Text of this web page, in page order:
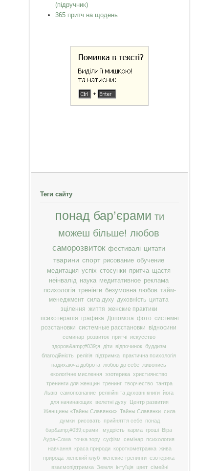
(підручник)
365 притч на щодень
Теги сайту
понад бар’єрами ти
можеш більше! любов
саморозвиток фестивалі цитати
тварини спорт рисование обучение
медитация успіх стосунки притча щастя
неінвалід наука медитативное реклама
психологія тренінги безумовна любов тайм-
менеджмент сила духу духовність цитата
зцілення життя женские практики
психотерапія графика Допомога фото системні
розстановки системные расстановки відносини
семинар розвиток притчі
искусство
здоров&amp;#039;я діти відпочинок буддизм
благодійність
релігія підтримка практична психологія
надихаюча доброта любов до себе живопись
екологічне мислення эзотерика християнство
тренинги для женщин тренинг творчество тантра
Львів самопознание релігійні та духовні книги йога
для начинающих
велетні духу
Центр развития
Женщины «Тайны Славянки» Тайны Славянки сила
думки
рисовать прийняття себе
понад
бар&amp;#039;єрами!
мудрість карма гроші
Віра
Аура-Сома точка зору суфізм семінар психология
навчання
краса природи короткометражка жива
природа женский клуб женские тренинги езотерика
взаємопідтримка Земля інтуїція цвет сімейні